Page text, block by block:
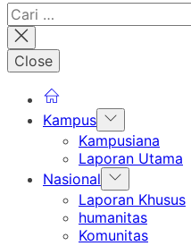
Cari
untuk:
Close
Kampus Show
sub
menu
Kampusiana
Laporan Utama
Nasional Show
sub
menu
Laporan Khusus
humanitas
Komunitas